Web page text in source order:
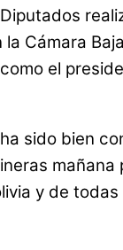
Cámara
el
sido bien
mañana
y de